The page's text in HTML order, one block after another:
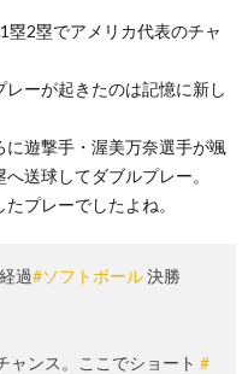
塁2塁でアメリカ代表のチャ
ーが起きたのは記憶に新し
遊撃手・渥美万奈選手が颯
送球してダブルプレー。
プレーでしたよね。
過#ソフトボール決勝
ャンス。ここでショート #